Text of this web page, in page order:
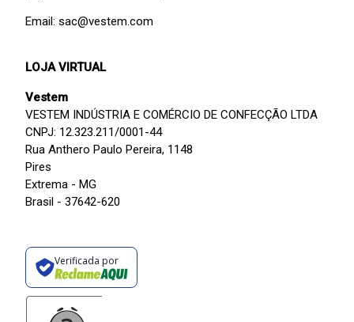
Email: sac@vestem.com
LOJA VIRTUAL
Vestem
VESTEM INDÚSTRIA E COMÉRCIO DE CONFECÇÃO LTDA
CNPJ: 12.323.211/0001-44
Rua Anthero Paulo Pereira, 1148
Pires
Extrema - MG
Brasil - 37642-620
Verificada por